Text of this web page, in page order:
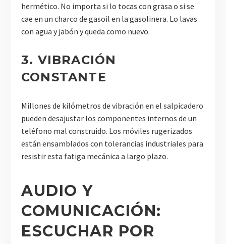
hermético. No importa si lo tocas con grasa o si se
cae en un charco de gasoil en la gasolinera. Lo lavas
con agua y jabón y queda como nuevo.
3. VIBRACIÓN
CONSTANTE
Millones de kilómetros de vibración en el salpicadero
pueden desajustar los componentes internos de un
teléfono mal construido. Los móviles rugerizados
están ensamblados con tolerancias industriales para
resistir esta fatiga mecánica a largo plazo.
AUDIO Y
COMUNICACIÓN:
ESCUCHAR POR